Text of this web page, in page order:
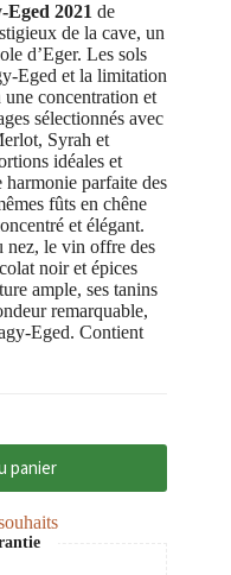
2021 de
de la cave, un
d’Eger. Les sols
Eged et la limitation
une concentration et
sélectionnés avec
Syrah et
idéales et
parfaite des
fûts en chêne
et élégant.
nez, le vin offre des
noir et épices
ample, ses tanins
remarquable,
Eged. Contient
panier